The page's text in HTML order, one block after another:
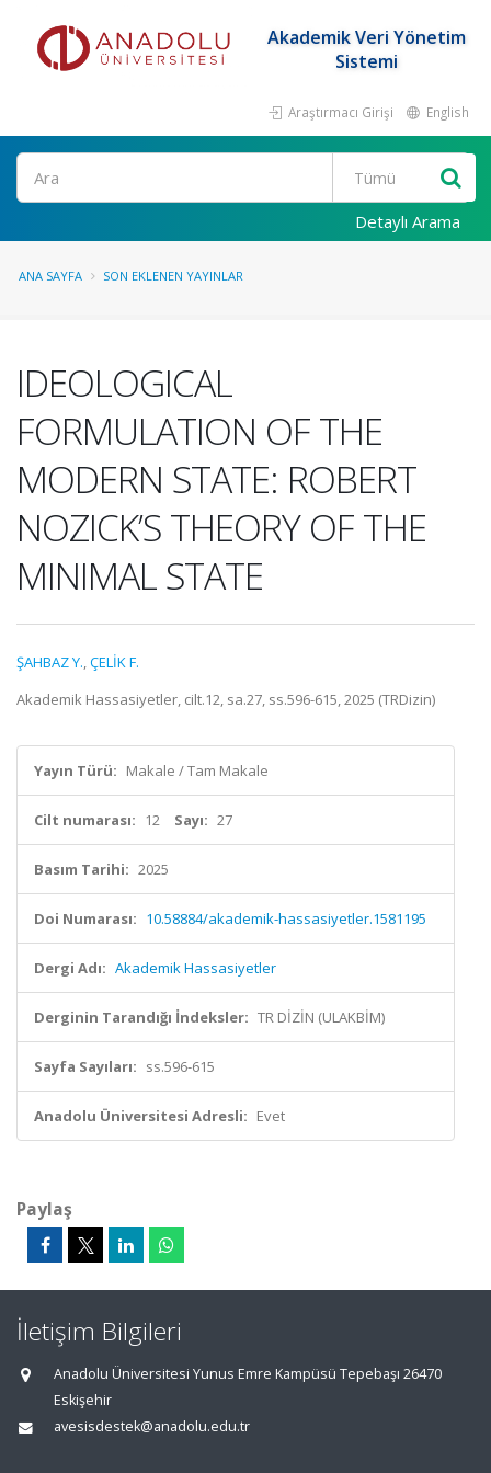
Akademik Veri Yönetim
Sistemi
Araştırmacı Girişi English
Ara
Detaylı Arama
ANA SAYFA SON EKLENEN YAYINLAR
IDEOLOGICAL
FORMULATION OF THE
MODERN STATE: ROBERT
NOZICK’S THEORY OF THE
MINIMAL STATE
ŞAHBAZ Y.,ÇELİK F.
Akademik Hassasiyetler, cilt.12, sa.27, ss.596-615, 2025 (TRDizin)
Yayın Türü: Makale / Tam Makale
Cilt numarası: 12 Sayı: 27
Basım Tarihi: 2025
Doi Numarası: 10.58884/akademik-hassasiyetler.1581195
Dergi Adı: Akademik Hassasiyetler
Derginin Tarandığı İndeksler: TR DİZİN (ULAKBİM)
Sayfa Sayıları: ss.596-615
Anadolu Üniversitesi Adresli: Evet
Paylaş
İletişim Bilgileri
Anadolu Üniversitesi Yunus Emre Kampüsü Tepebaşı 26470
Eskişehir
avesisdestek@anadolu.edu.tr